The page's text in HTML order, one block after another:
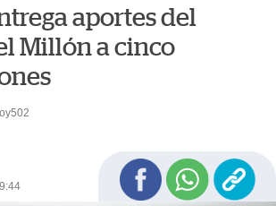
aportes del
Millón a cinco